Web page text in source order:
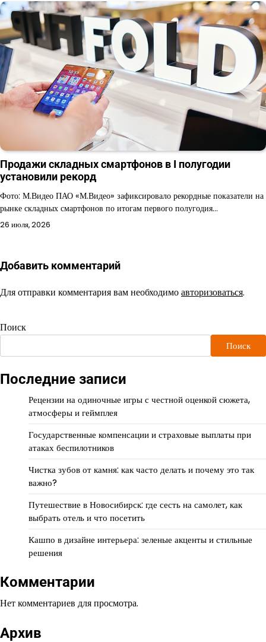
Продажи складных смартфонов в I полугодии
установили рекорд
Фото: М.Видео ПАО «М.Видео» зафиксировало рекордные показатели на
рынке складных смартфонов по итогам первого полугодия…
26 июля, 2026
Добавить комментарий
Для отправки комментария вам необходимоавторизоваться.
Поиск
Поиск
Последние записи
Рецензии на одиночные игры с честной оценкой сюжета,
атмосферы и геймплея
Государственные компенсации и страховые выплаты при
атаках беспилотников
Чистка зубов от камня: как часто делать и почему это так
важно?
Путешествие в Новосибирск: где сесть на самолет, как
выбрать отель и что посетить
Кашпо в дизайне интерьера: зеленые акценты и стильные
решения
Комментарии
Нет комментариев для просмотра.
Архив